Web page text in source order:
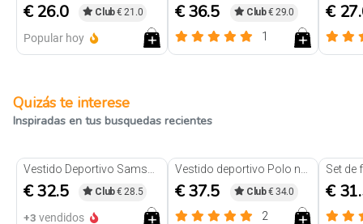
€ 26.0 Club€ 21.0
Popular hoy
€ 36.5 Club€ 29.0
1
€
Quizás te interese
Inspiradas en tus busquedas recientes
€ 32.5 Club€ 28.5
+3 vendidos
€ 37.5 Club€ 34.0
2
€